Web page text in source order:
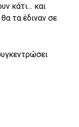
κάτι… και
τα έδιναν σε